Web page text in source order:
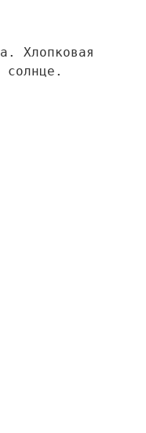
Хлопковая
солнце.